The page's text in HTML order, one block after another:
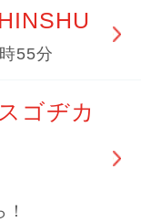
55分
ゴヂカ